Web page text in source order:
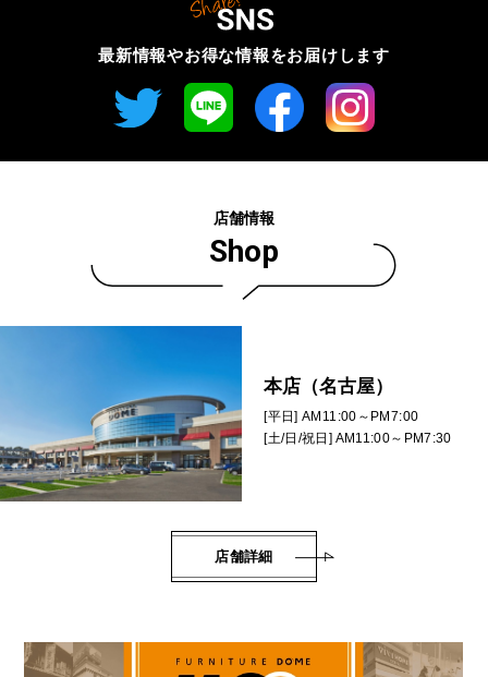
店舗情報
Shop
本店（名古屋）
[平日] AM11:00～PM7:00
[土/日/祝日] AM11:00～PM7:30
店舗詳細
最新情報やお得な情報をお届けします